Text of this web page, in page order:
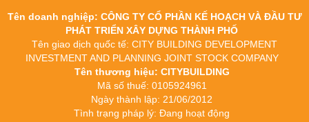
Tên doanh nghiệp: CÔNG TY CỔ PHẦN KẾ HOẠCH VÀ ĐẦU TƯ
PHÁT TRIỂN XÂY DỰNG THÀNH PHỐ
Tên giao dịch quốc tế: CITY BUILDING DEVELOPMENT
INVESTMENT AND PLANNING JOINT STOCK COMPANY
Tên thương hiệu: CITYBUILDING
Mã số thuế: 0105924961
Ngày thành lập: 21/06/2012
Tình trạng pháp lý: Đang hoạt động